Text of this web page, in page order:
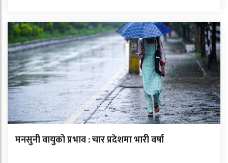
मनसुनी वायुको प्रभाव : चार प्रदेशमा भारी वर्षा